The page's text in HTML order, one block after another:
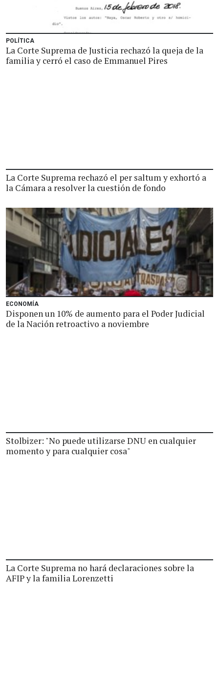
POLÍTICA
La Corte Suprema de Justicia rechazó la queja de la
familia y cerró el caso de Emmanuel Pires
La Corte Suprema rechazó el per saltum y exhortó a
la Cámara a resolver la cuestión de fondo
ECONOMÍA
Disponen un 10% de aumento para el Poder Judicial
de la Nación retroactivo a noviembre
Stolbizer: "No puede utilizarse DNU en cualquier
momento y para cualquier cosa"
La Corte Suprema no hará declaraciones sobre la
AFIP y la familia Lorenzetti